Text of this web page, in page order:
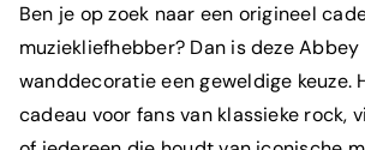
Ben je op zoek naar een origineel
muziekliefhebber? Dan is deze Abbey
wanddecoratie een geweldige keuze.
cadeau voor fans van klassieke rock,